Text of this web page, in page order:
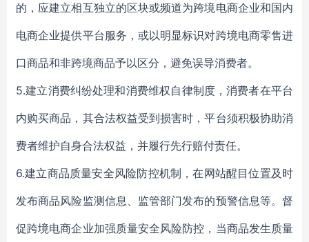
的，应建立相互独立的区块或频道为跨境电商企业和国内
电商企业提供平台服务，或以明显标识对跨境电商零售进
口商品和非跨境商品予以区分，避免误导消费者。
5.建立消费纠纷处理和消费维权自律制度，消费者在平台
内购买商品，其合法权益受到损害时，平台须积极协助消
费者维护自身合法权益，并履行先行赔付责任。
6.建立商品质量安全风险防控机制，在网站醒目位置及时
发布商品风险监测信息、监管部门发布的预警信息等。督
促跨境电商企业加强质量安全风险防控，当商品发生质量